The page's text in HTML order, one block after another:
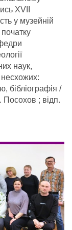
ХVІІ
у музейній
наук,
бібліографія /
; відп.